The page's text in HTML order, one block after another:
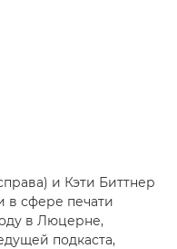
и Кэти Биттнер
в сфере печати
в Люцерне,
подкаста,